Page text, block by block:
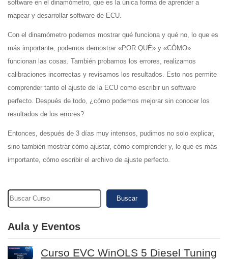
software en el dinamómetro, que es la única forma de aprender a
mapear y desarrollar software de ECU.
Con el dinamómetro podemos mostrar qué funciona y qué no, lo que es
más importante, podemos demostrar «POR QUÉ» y «CÓMO»
funcionan las cosas. También probamos los errores, realizamos
calibraciones incorrectas y revisamos los resultados. Esto nos permite
comprender tanto el ajuste de la ECU como escribir un software
perfecto. Después de todo, ¿cómo podemos mejorar sin conocer los
resultados de los errores?
Entonces, después de 3 días muy intensos, pudimos no solo explicar,
sino también mostrar cómo ajustar, cómo comprender y, lo que es más
importante, cómo escribir el archivo de ajuste perfecto.
Buscar
Aula y Eventos
Curso EVC WinOLS 5 Diesel Tuning